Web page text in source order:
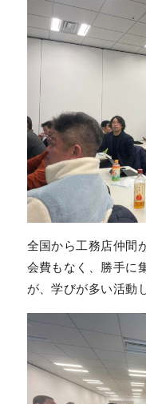
全国から工務店仲間
会費もなく、勝手に
が、学びが多い活動